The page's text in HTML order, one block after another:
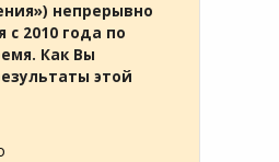
непрерывно
с 2010 года по
Как Вы
этой